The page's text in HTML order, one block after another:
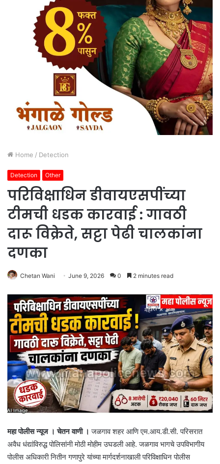
Home / Detection
Detection Other
परिविक्षाधिन डीवायएसपींच्या
टीमची धडक कारवाई : गावठी
दारू विक्रेते, सट्टा पेढी चालकांना
दणका
Chetan Wani June 9, 2026 0 2 minutes read
महा पोलीस न्यूज । चेतन वाणी । जळगाव शहर आणि एम.आय.डी.सी. परिसरात
अवैध धंद्यांविरुद्ध पोलिसांनी मोठी मोहीम उघडली आहे. जळगाव भागचे उपविभागीय
पोलीस अधिकारी नितीन गणापुरे यांच्या मार्गदर्शनाखाली परिविक्षाधिन पोलीस